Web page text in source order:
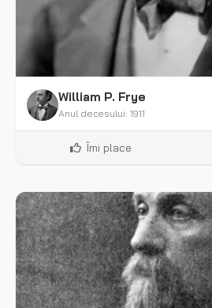
William P. Frye
Anul decesului: 1911
Îmi place